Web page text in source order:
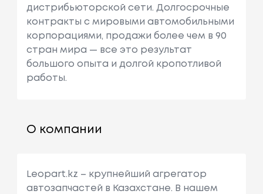
дистрибьюторской сети. Долгосрочные
контракты с мировыми автомобильными
корпорациями, продажи более чем в 90
стран мира — все это результат
большого опыта и долгой кропотливой
работы.
О компании
Leopart.kz – крупнейший агрегатор
автозапчастей в Казахстане. В нашем